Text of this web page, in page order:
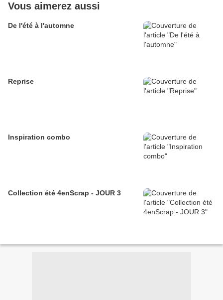
Vous aimerez aussi
De l'été à l'automne
Reprise
Inspiration combo
Collection été 4enScrap - JOUR 3